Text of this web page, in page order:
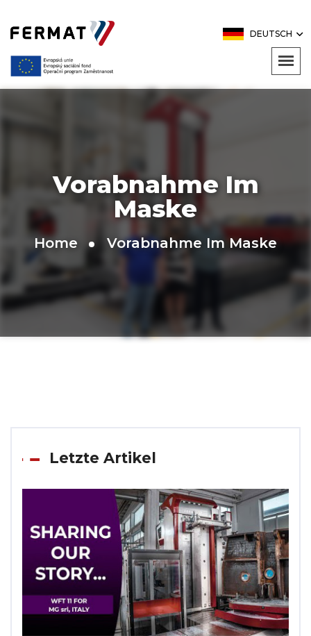
DEUTSCH
Vorabnahme Im
Maske
Home Vorabnahme Im Maske
Letzte Artikel